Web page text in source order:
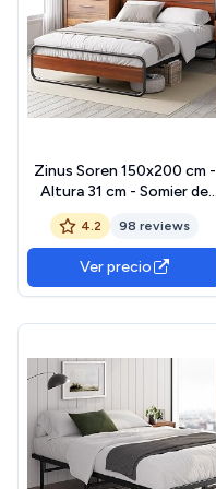
Zinus Soren 150x200 cm -
Altura 31 cm - Somier de
metal con cabecero y
piecero - Marrón y negro
4.2 98 reviews
Ver precio